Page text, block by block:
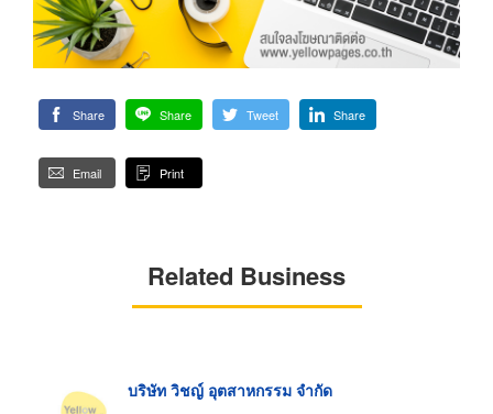
Share Share Tweet Share
Email Print
Related Business
บริษัท วิชญ์ อุตสาหกรรม จำกัด